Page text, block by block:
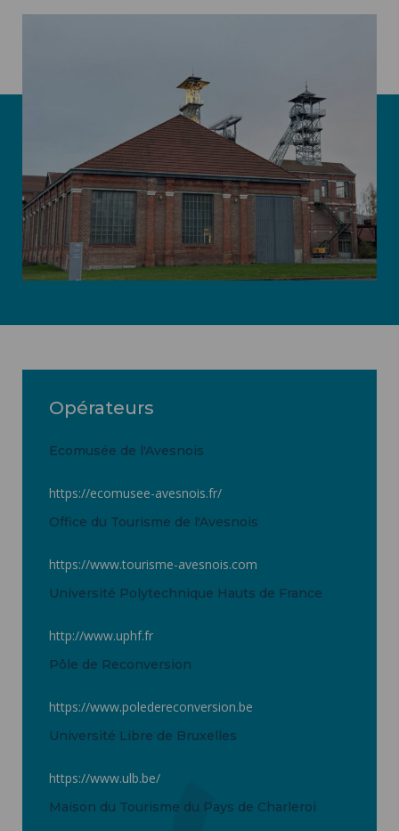
Opérateurs
Ecomusée de l'Avesnois
https://ecomusee-avesnois.fr/
Office du Tourisme de l'Avesnois
https://www.tourisme-avesnois.com
Université Polytechnique Hauts de France
http://www.uphf.fr
Pôle de Reconversion
https://www.poledereconversion.be
Université Libre de Bruxelles
https://www.ulb.be/
Maison du Tourisme du Pays de Charleroi